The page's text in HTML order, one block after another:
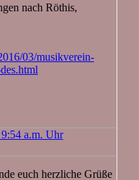
nach Röthis,
03/musikverein-
a.m. Uhr
euch herzliche Grüße